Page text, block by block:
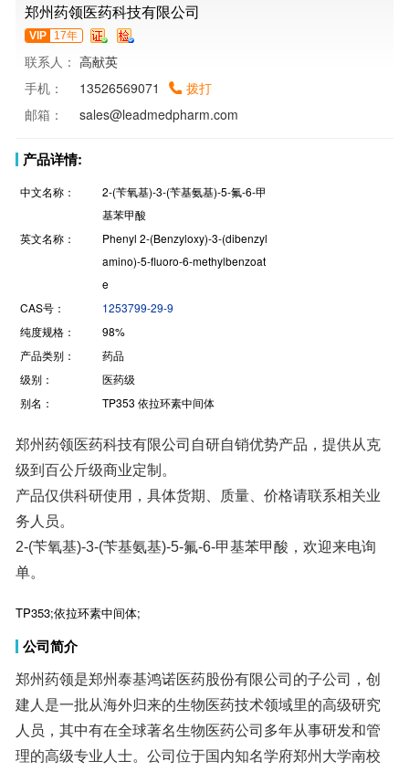
郑州药领医药科技有限公司
VIP 17年
联系人： 高献英
手机：
13526569071
拨打
邮箱：
sales@leadmedpharm.com
产品详情:
中文名称：
2-(苄氧基)-3-(苄基氨基)-5-氟-6-甲
基苯甲酸
英文名称：
Phenyl 2-(Benzyloxy)-3-(dibenzyl
amino)-5-fluoro-6-methylbenzoat
e
CAS号：
1253799-29-9
纯度规格：
98%
产品类别：
药品
级别：
医药级
别名：
TP353 依拉环素中间体
郑州药领医药科技有限公司自研自销优势产品，提供从克
级到百公斤级商业定制。
产品仅供科研使用，具体货期、质量、价格请联系相关业
务人员。
2-(苄氧基)-3-(苄基氨基)-5-氟-6-甲基苯甲酸，欢迎来电询
单。
TP353;依拉环素中间体;
公司简介
郑州药领是郑州泰基鸿诺医药股份有限公司的子公司，创
建人是一批从海外归来的生物医药技术领域里的高级研究
人员，其中有在全球著名生物医药公司多年从事研发和管
理的高级专业人士。公司位于国内知名学府郑州大学南校
区内，具有优良的学术环境和丰富的文化氛围，是有志青
年创业发展的理想所望。公司的使命是以先进的科学技术
和和谐的人文管理为基本，为国际药业的发展和人类健康